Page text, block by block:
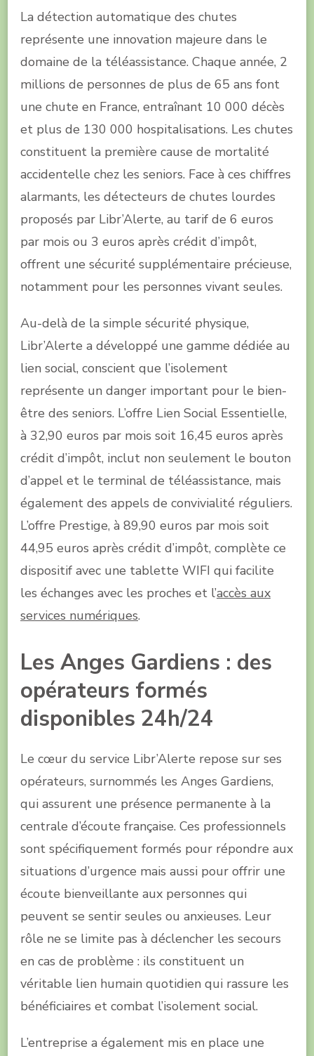
La détection automatique des chutes
représente une innovation majeure dans le
domaine de la téléassistance. Chaque année, 2
millions de personnes de plus de 65 ans font
une chute en France, entraînant 10 000 décès
et plus de 130 000 hospitalisations. Les chutes
constituent la première cause de mortalité
accidentelle chez les seniors. Face à ces chiffres
alarmants, les détecteurs de chutes lourdes
proposés par Libr’Alerte, au tarif de 6 euros
par mois ou 3 euros après crédit d’impôt,
offrent une sécurité supplémentaire précieuse,
notamment pour les personnes vivant seules.
Au-delà de la simple sécurité physique,
Libr’Alerte a développé une gamme dédiée au
lien social, conscient que l’isolement
représente un danger important pour le bien-
être des seniors. L’offre Lien Social Essentielle,
à 32,90 euros par mois soit 16,45 euros après
crédit d’impôt, inclut non seulement le bouton
d’appel et le terminal de téléassistance, mais
également des appels de convivialité réguliers.
L’offre Prestige, à 89,90 euros par mois soit
44,95 euros après crédit d’impôt, complète ce
dispositif avec une tablette WIFI qui facilite
les échanges avec les proches et l’accès aux
services numériques.
Les Anges Gardiens : des
opérateurs formés
disponibles 24h/24
Le cœur du service Libr’Alerte repose sur ses
opérateurs, surnommés les Anges Gardiens,
qui assurent une présence permanente à la
centrale d’écoute française. Ces professionnels
sont spécifiquement formés pour répondre aux
situations d’urgence mais aussi pour offrir une
écoute bienveillante aux personnes qui
peuvent se sentir seules ou anxieuses. Leur
rôle ne se limite pas à déclencher les secours
en cas de problème : ils constituent un
véritable lien humain quotidien qui rassure les
bénéficiaires et combat l’isolement social.
L’entreprise a également mis en place une